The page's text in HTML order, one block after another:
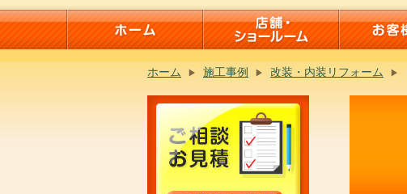
ホーム 施工事例 改装・内装リフォーム